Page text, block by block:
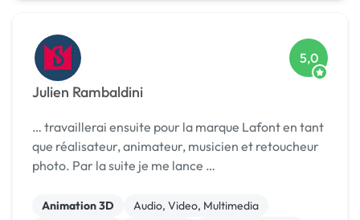
Julien Rambaldini
5,0
… travaillerai ensuite pour la marque Lafont en tant
que réalisateur, animateur, musicien et retoucheur
photo. Par la suite je me lance …
Animation 3D
Audio, Video, Multimedia